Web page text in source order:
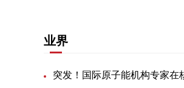
业界
突发！国际原子能机构专家在